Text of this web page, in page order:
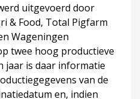
uitgevoerd door
& Food, Total Pigfarm
Wageningen
twee hoog productieve
jaar is daar informatie
van de
en, indien